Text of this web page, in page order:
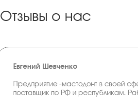
Отзывы о нас
Евгений Шевченко
Предприятие -мастодонт в своей
поставщик по РФ и республикам.